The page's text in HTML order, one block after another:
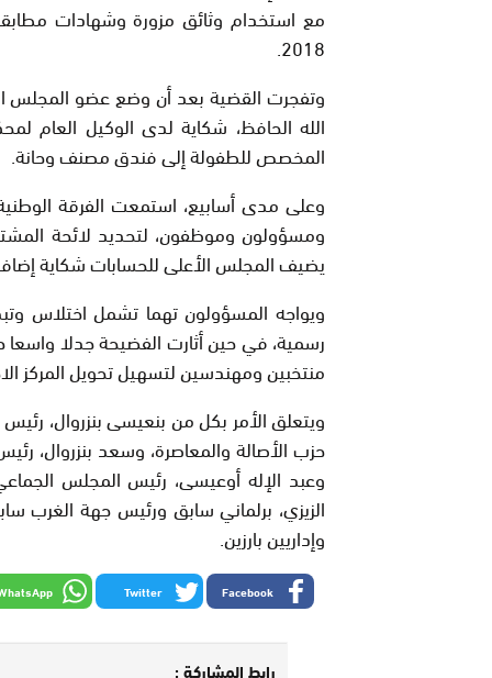
مع استخدام وثائق مزورة وشهادات
2018.
وتفجرت القضية بعد أن وضع عضو المجلس
الله الحافظ، شكاية لدى الوكيل العام
المخصص للطفولة إلى فندق مصنف وحانة.
ومسؤولون وموظفون، لتحديد لائحة
يضيف المجلس الأعلى للحسابات شكاية
ويواجه المسؤولون تهما تشمل اختلاس
رسمية، في حين أثارت الفضيحة جدلا
منتخبين ومهندسين لتسهيل تحويل المركز
ويتعلق الأمر بكل من بنعيسى بنزروال،
حزب الأصالة والمعاصرة، وسعد بنزروال،
وعبد الإله أوعيسى، رئيس المجلس
الزيزي، برلماني سابق ورئيس جهة الغرب
وإداريين بارزين.
Facebook
Twitter
رابط المشاركة :